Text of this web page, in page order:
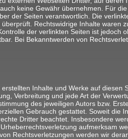
keine Gewähr übernehmen. Für
der Seiten verantwortlich. Die
Rechtswidrige Inhalte waren
der verlinkten Seiten ist jedoch
Bei Bekanntwerden von
Inhalte und Werke auf diesen
Verbreitung und jede Art der
des jeweiligen Autors bzw.
Gebrauch gestattet. Soweit die
Dritter beachtet. Insbesondere
aufmerksam
Rechtsverletzungen werden wir